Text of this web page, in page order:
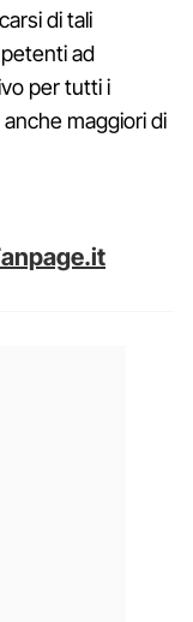
di tali
ad
per tutti i
maggiori di